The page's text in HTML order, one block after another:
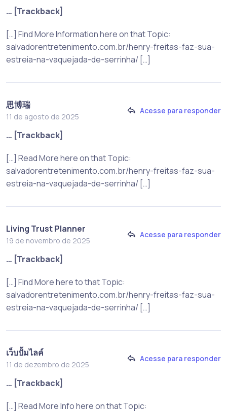
… [Trackback]
[…] Find More Information here on that Topic:
salvadorentretenimento.com.br/henry-freitas-faz-sua-
estreia-na-vaquejada-de-serrinha/ […]
思博瑞
11 de agosto de 2025
Acesse para responder
… [Trackback]
[…] Read More here on that Topic:
salvadorentretenimento.com.br/henry-freitas-faz-sua-
estreia-na-vaquejada-de-serrinha/ […]
Living Trust Planner
19 de novembro de 2025
Acesse para responder
… [Trackback]
[…] Find More here to that Topic:
salvadorentretenimento.com.br/henry-freitas-faz-sua-
estreia-na-vaquejada-de-serrinha/ […]
เว็บปั้มไลค์
11 de dezembro de 2025
Acesse para responder
… [Trackback]
[…] Read More Info here on that Topic: